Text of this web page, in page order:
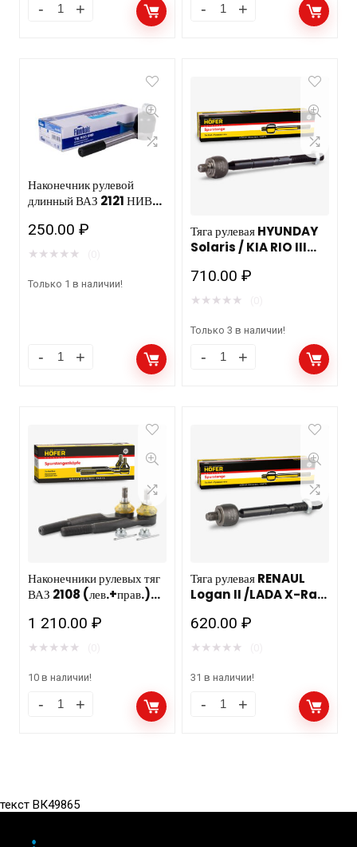
Наконечник рулевой
длинный ВАЗ 2121 НИВА
250.00₽
★ ★ ★ ★ ★
Только 1 в наличии!
Тяга рулевая HYUNDAY
Solaris / KIA RIO III
HF 812 269/10шт
710.00₽
★ ★ ★ ★ ★
Только 3 в наличии!
Наконечники рулевых тяг
ВАЗ 2108 (лев.+прав.)
/10компл
1 210.00₽
★ ★ ★ ★ ★
10 в наличии!
Тяга рулевая RENAUL
Logan II /LADA X-Ray.
812 272/20шт
620.00₽
★ ★ ★ ★ ★
31 в наличии!
текст ВК49865